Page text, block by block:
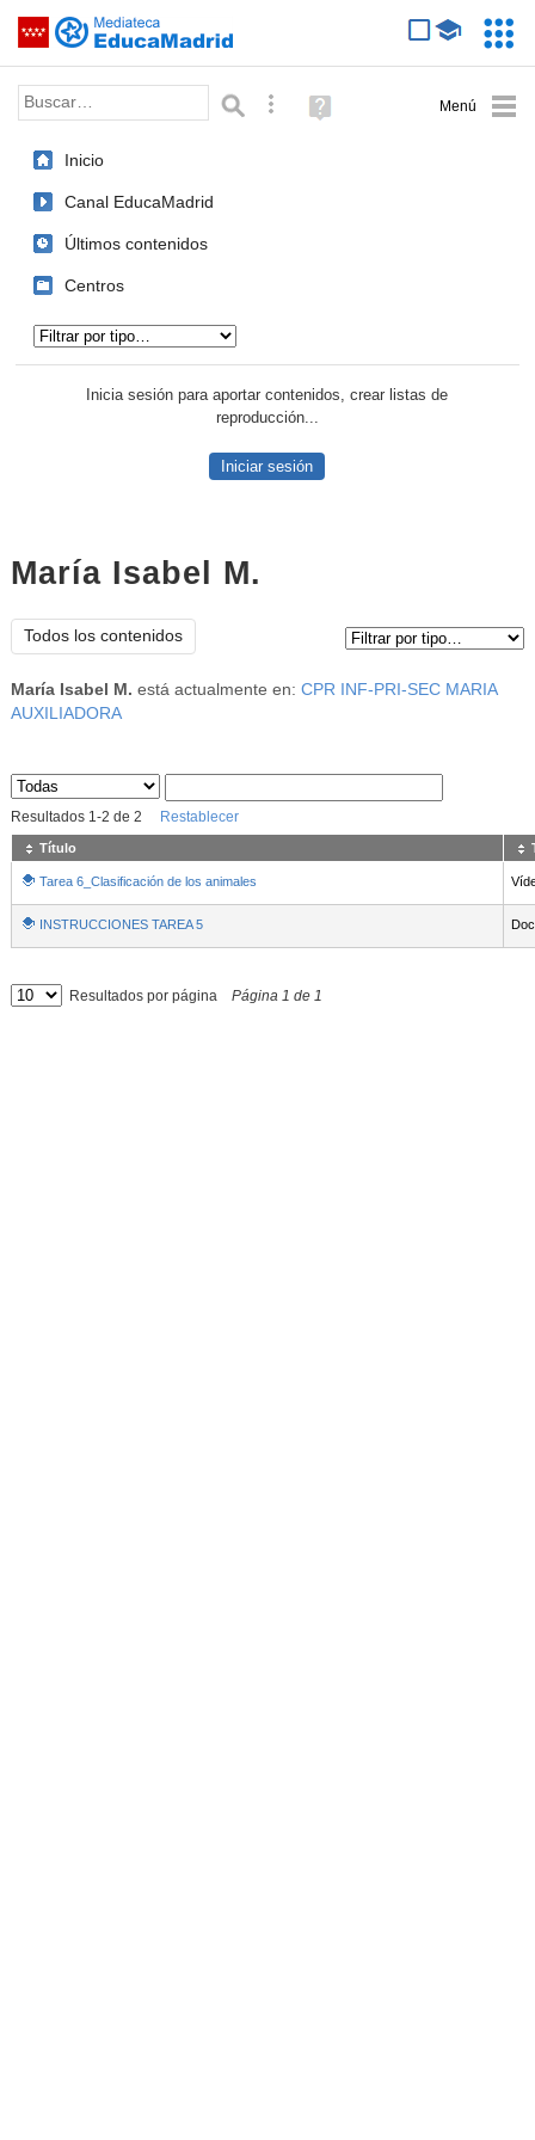
Saltar navegación
Palabra o frase: Búsqueda avanzada
Ayuda
(en
Inicio
Canal EducaMadrid
Últimos contenidos
Centros
Inicia sesión para aportar contenidos, crear listas de
reproducción...
Iniciar sesión
María Isabel M.
Todos los contenidos
María Isabel M. está actualmente en: CPR INF-PRI-SEC MARIA
AUXILIADORA
Sus archivos
Resultados 1-2 de 2 Restablecer
Título
Tarea 6_Clasificación de los animales
INSTRUCCIONES TAREA 5
Resultados por página Página 1 de 1